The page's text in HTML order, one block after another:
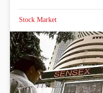
Stock Market